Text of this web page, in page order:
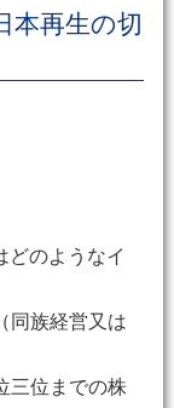
本再生の切
どのようなイ
同族経営又は
三位までの株